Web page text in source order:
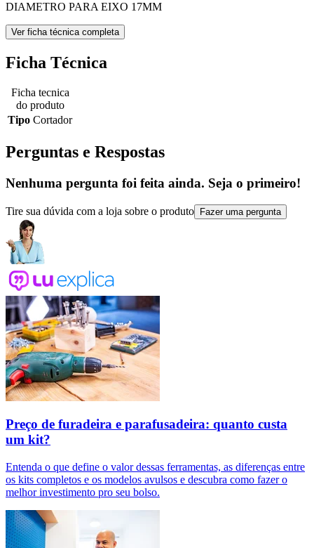
DIAMETRO PARA EIXO 17MM
Ver ficha técnica completa
Ficha Técnica
Ficha tecnica
do produto
Tipo Cortador
Perguntas e Respostas
Nenhuma pergunta foi feita ainda. Seja o primeiro!
Tire sua dúvida com a loja sobre o produto Fazer uma pergunta
Preço de furadeira e parafusadeira: quanto custa
um kit?
Entenda o que define o valor dessas ferramentas, as diferenças entre
os kits completos e os modelos avulsos e descubra como fazer o
melhor investimento pro seu bolso.